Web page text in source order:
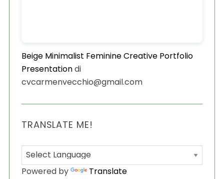
Beige Minimalist Feminine Creative Portfolio
Presentationdi
cvcarmenvecchio@gmail.com
TRANSLATE ME!
Powered by Translate
S
r
c
f
r